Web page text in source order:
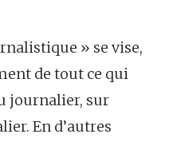
» se vise,
de tout ce qui
journalier, sur
En d’autres